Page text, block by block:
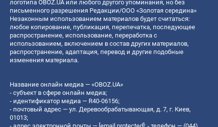
логотипа OBOZ.UA или любого другого упоминания, но без
письменного разрешения Редакции/ООО «Золотая середина»
Незаконным использованием материалов будет считаться:
любое копирование, публикация, перепечатка, последующее
распространение, использование, переработка с
использованием, включением в состав других материалов,
распространение, адаптация, перевод и другие подобные
изменения материала.
Название онлайн медиа — «OBOZ.UA»
- субъект в сфере онлайн медиа;
- идентификатор медиа — R40-06156;
- почтовый адрес — ул. Деревообрабатывающая, д. 7, г. Киев,
01013;